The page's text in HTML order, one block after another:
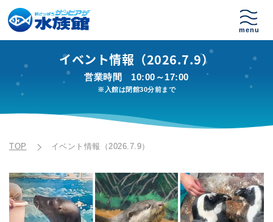
イベント情報（2026.7.9）
営業時間 10:00～17:00
※入館は閉館30分前まで
TOP イベント情報（2026.7.9）